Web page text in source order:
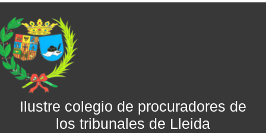
Ilustre colegio de procuradores de
los tribunales de Lleida